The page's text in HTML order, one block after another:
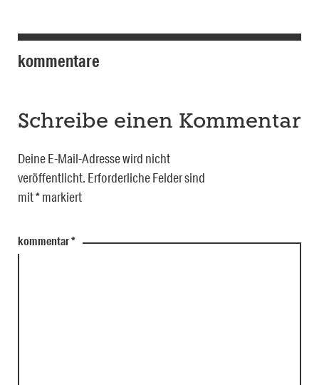
kommentare
Schreibe einen Kommentar
Deine E-Mail-Adresse wird nicht
veröffentlicht. Erforderliche Felder sind
mit*markiert
kommentar*